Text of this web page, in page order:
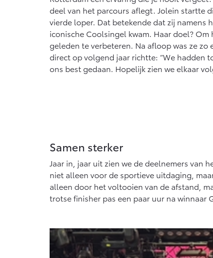
deel van het parcours aflegt. Jolein startte
vierde loper. Dat betekende dat zij namens
iconische Coolsingel kwam. Haar doel? Om
geleden te verbeteren. Na afloop was ze
direct op volgend jaar richtte: “We hadden
ons best gedaan. Hopelijk zien we elkaar
Samen sterker
Jaar in, jaar uit zien we de deelnemers van
niet alleen voor de sportieve uitdaging,
alleen door het voltooien van de afstand,
trotse finisher pas een paar uur na winnaar